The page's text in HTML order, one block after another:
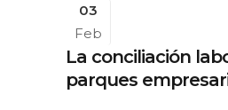
03
Feb
La conciliación
parques